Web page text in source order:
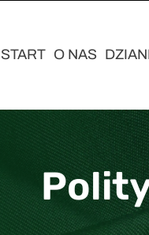
START O NAS